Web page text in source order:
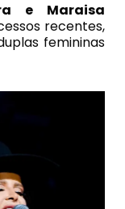
e Maraisa
recentes,
femininas